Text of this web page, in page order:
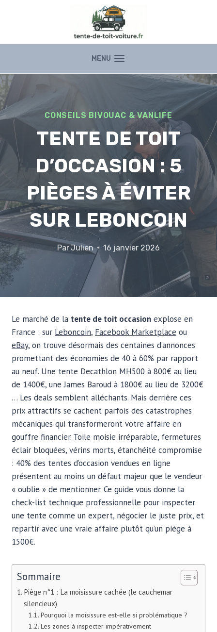
MENU
CONSEILS BIVOUAC & VANLIFE
TENTE DE TOIT
D’OCCASION : 5
PIÈGES À ÉVITER
SUR LEBONCOIN
ParJulien 16 janvier 2026
Le marché de la tente de toit occasion explose en
France : sur Leboncoin, Facebook Marketplace ou
eBay, on trouve désormais des centaines d’annonces
promettant des économies de 40 à 60% par rapport
au neuf. Une tente Decathlon MH500 à 800€ au lieu
de 1400€, une James Baroud à 1800€ au lieu de 3200€
… Les deals semblent alléchants. Mais derrière ces
prix attractifs se cachent parfois des catastrophes
mécaniques qui transformeront votre affaire en
gouffre financier. Toile moisie irréparable, fermetures
éclair bloquées, vérins morts, étanchéité compromise
: 40% des tentes d’occasion vendues en ligne
présentent au moins un défaut majeur que le vendeur
« oublie » de mentionner. Ce guide vous donne la
check-list technique professionnelle pour inspecter
une tente comme un expert, négocier le juste prix, et
repartir avec une vraie affaire plutôt qu’un piège à
1500€.
Sommaire
Piège n°1 : La moisissure cachée (le cauchemar
silencieux)
Pourquoi la moisissure est-elle si problématique ?
Les zones à inspecter impérativement